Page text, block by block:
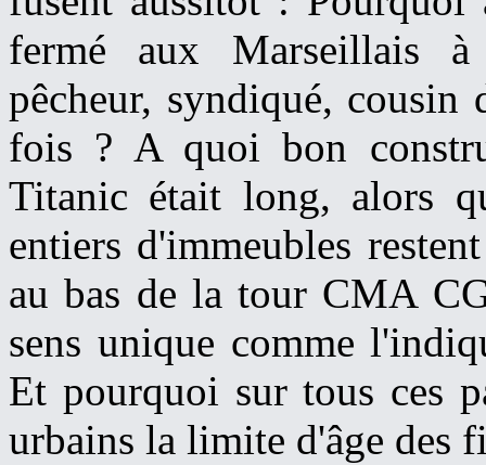
fermé aux Marseillais
pêcheur, syndiqué,
fois ? A quoi bon
Titanic était long, alors
entiers d'immeubles
au bas de la tour CMA
sens unique comme
Et pourquoi sur tous ces
urbains la limite d'âge des